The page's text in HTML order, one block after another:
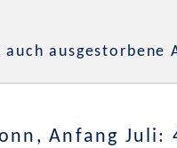
auch ausgestorbene
Anfang Juli: